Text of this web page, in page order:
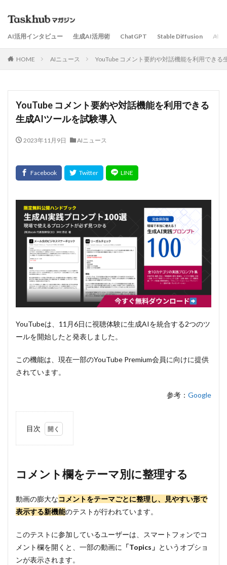
AI活用インタビュー 生成AI活用術 ChatGPT Stable Diffusion AIサ
HOME AIニュース YouTube コメント要約や対話機能を利用できる
YouTube コメント要約や対話機能を利用できる
生成AIツールを試験導入
2023年11月9日 AIニュース
YouTubeは、11月6日に視聴体験に生成AIを統合する2つのツ
ールを開始したと発表しました。
この機能は、現在一部のYouTube Premium会員に向けに提供
されています。
参考： Google
目次
欄を
テー
に整
理す
る
2
型ツ
ール
コメント欄をテーマ別に整理する
動画の膨大なコメントをテーマごとに整理し、見やすい形で
表示する新機能のテストが行われています。
このテストに参加しているユーザーは、スマートフォンでコ
メント欄を開くと、一部の動画に 「Topics」 というオプショ
ンが表示されます。